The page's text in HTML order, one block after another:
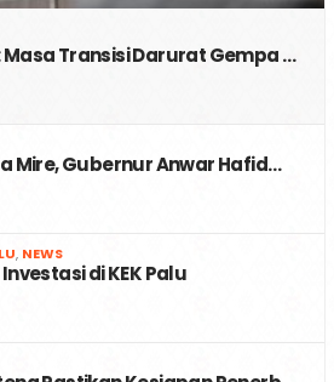
Masa Transisi Darurat Gempa …
Mire, Gubernur Anwar Hafid…
, NEWS
di KEK Palu